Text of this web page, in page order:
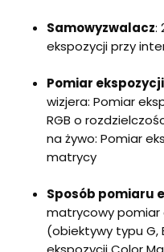
Samowyzwalacz:
ekspozycji przy
Pomiar ekspozycji
wizjera: Pomiar
RGB o
na żywo: Pomiar
matrycy
Sposób pomiaru
matrycowy pomiar
(obiektywy typu G,